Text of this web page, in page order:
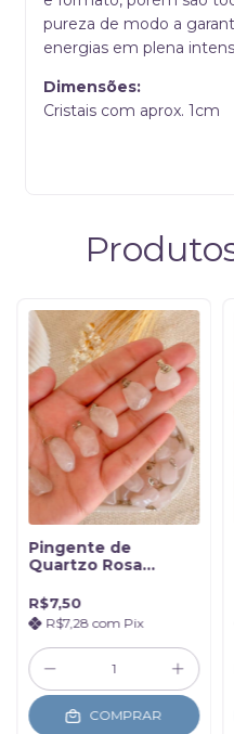
pureza de modo a
energias em plena
Dimensões:
Cristais com aprox. 1cm
Pingente de
Quartzo Rosa
Amor
R$7,50
R$7,28 com Pix
COMPRAR